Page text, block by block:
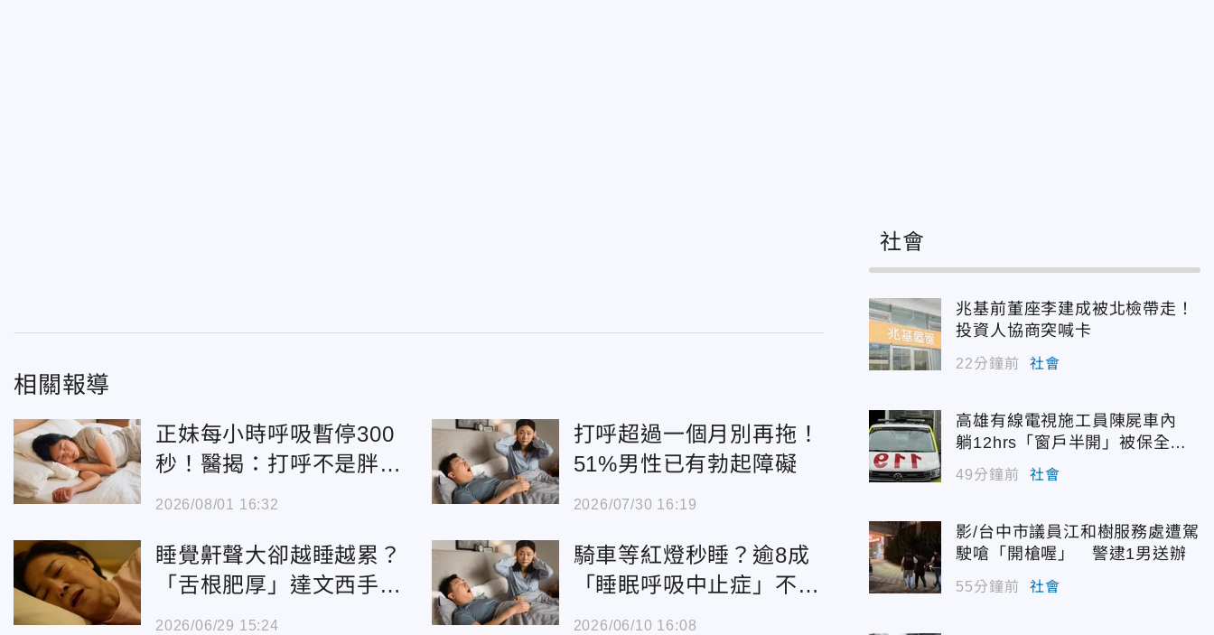
相關報導
正妹每小時呼吸暫停300
秒！醫揭：打呼不是胖男
專利
2026/08/01 16:32
打呼超過一個月別再拖！
51%男性已有勃起障礙
2026/07/30 16:19
睡覺鼾聲大卻越睡越累？
「舌根肥厚」達文西手術
3天解決
2026/06/29 15:24
騎車等紅燈秒睡？逾8成
「睡眠呼吸中止症」不願
就醫
2026/06/10 16:08
社會
兆基前董座李建成被北檢帶走！
投資人協商突喊卡
22分鐘前 社會
高雄有線電視施工員陳屍車內
躺12hrs「窗戶半開」被保全發
49分鐘前 社會
影/台中市議員江和樹服務處遭駕
駛嗆「開槍喔」 警逮1男送辦
55分鐘前 社會